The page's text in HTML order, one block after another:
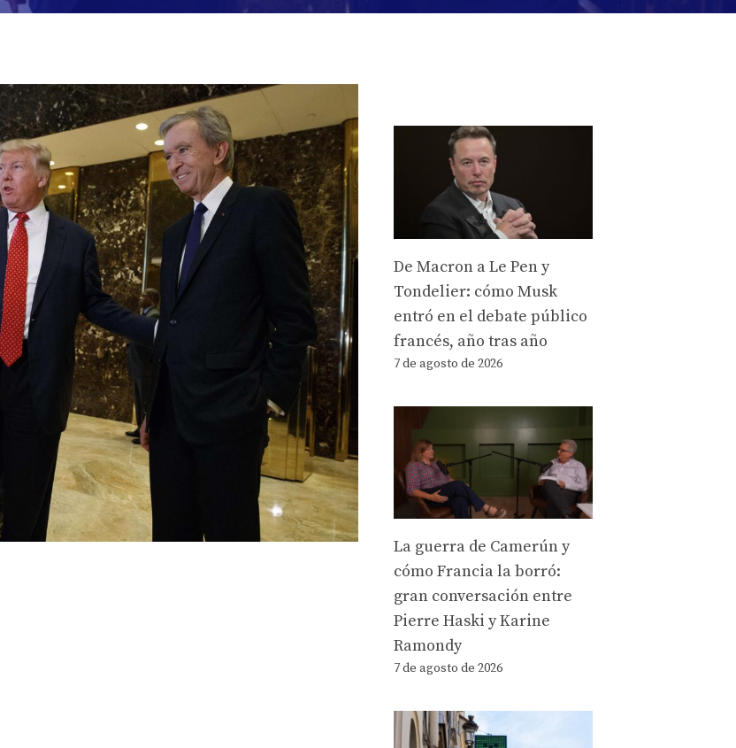
De Macron a Le Pen y
Tondelier: cómo Musk
entró en el debate público
francés, año tras año
7 de agosto de 2026
La guerra de Camerún y
cómo Francia la borró:
gran conversación entre
Pierre Haski y Karine
Ramondy
7 de agosto de 2026